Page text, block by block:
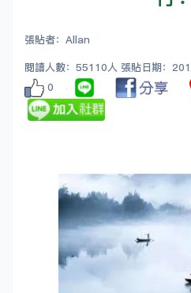
張貼者：Allan
閱讀人數：55110人 張貼日期：
0